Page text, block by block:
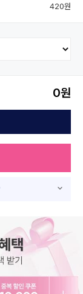
420원
0원